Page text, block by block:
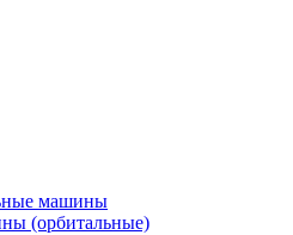
машины
(орбитальные)